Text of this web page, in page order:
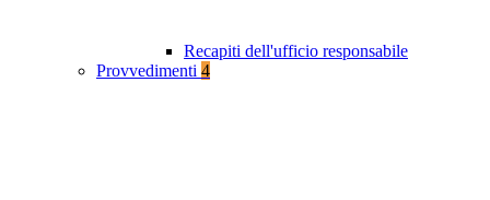
Recapiti dell'ufficio responsabile
Provvedimenti 4